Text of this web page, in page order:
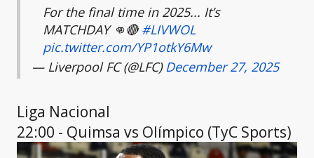
For the final time in 2025... It’s
MATCHDAY 👊🔴 #LIVWOL
pic.twitter.com/YP1otkY6Mw
— Liverpool FC (@LFC)December 27, 2025
Liga Nacional
22:00 - Quimsa vs Olímpico (TyC Sports)